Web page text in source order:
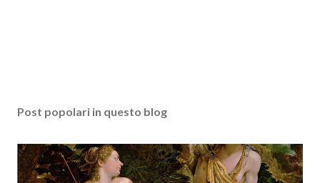
Post popolari in questo blog